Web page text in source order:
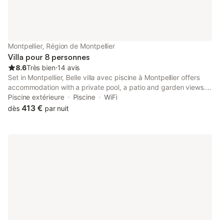
Montpellier, Région de Montpellier
Villa pour 8 personnes
8.6Très bien⋅14 avis
Set in Montpellier, Belle villa avec piscine à Montpellier offers
accommodation with a private pool, a patio and garden views.
This property offers access to a balcony, free private parking
and free WiFi. Guests can make use of a garden.
Piscine extérieure Piscine
WiFi
dès 413 € par nuit